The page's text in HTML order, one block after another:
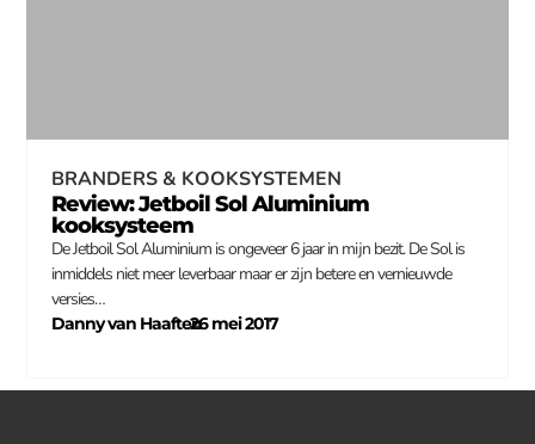
BRANDERS & KOOKSYSTEMEN
Review: Jetboil Sol Aluminium
kooksysteem
De Jetboil Sol Aluminium is ongeveer 6 jaar in mijn bezit. De Sol is
inmiddels niet meer leverbaar maar er zijn betere en vernieuwde
versies…
Danny van Haaften
–
26 mei 2017